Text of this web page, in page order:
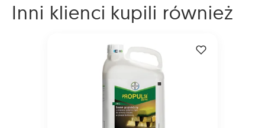
Inni klienci kupili również